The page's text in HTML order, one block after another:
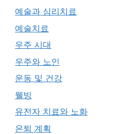
예술과 심리치료
예술치료
우주 시대
우주와 노인
운동 및 건강
웰빙
유전자 치료와 노화
은퇴 계획